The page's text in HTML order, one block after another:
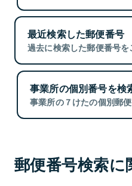
最近検索した郵便番号
過去に検索した郵便番号を
事業所の個別番号を検
事業所の７けたの個別郵
郵便番号検索に